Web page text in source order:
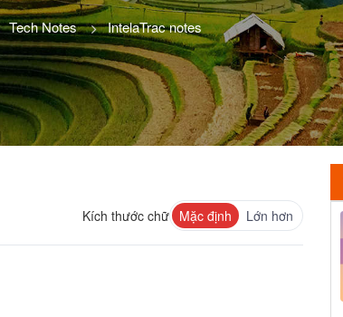
Tech Notes IntelaTrac notes
Kích thước chữ Mặc định Lớn hơn